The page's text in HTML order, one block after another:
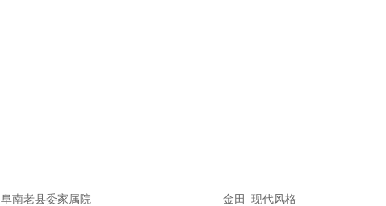
阜南老县委家属院
金田_现代风格